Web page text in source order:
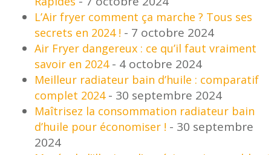
L’Air fryer comment ça marche ? Tous ses
secrets en 2024 ! - 7 octobre 2024
Air Fryer dangereux : ce qu’il faut vraiment
savoir en 2024- 4 octobre 2024
Meilleur radiateur bain d’huile : comparatif
complet 2024- 30 septembre 2024
Maîtrisez la consommation radiateur bain
d’huile pour économiser ! - 30 septembre
2024